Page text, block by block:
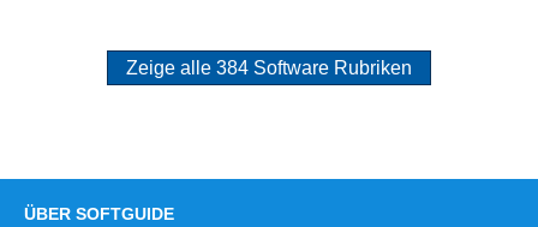
Zeige alle 384 Software Rubriken
ÜBER SOFTGUIDE